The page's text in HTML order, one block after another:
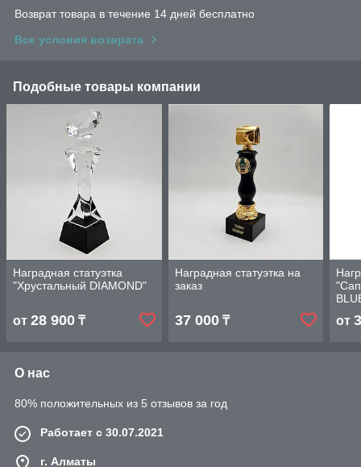
Возврат товара в течение 14 дней бесплатно
Все условия возврата
Подобные товары компании
Наградная статуэтка
"Хрустальный DIAMOND"
от 28 900 ₸
Наградная статуэтка на
заказ
37 000₸ от
О нас
80% положительных из 5 отзывов за год
Работает с 30.07.2021
г. Алматы